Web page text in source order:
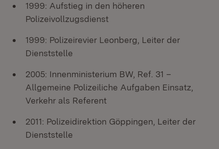
1999: Aufstieg in den höheren
Polizeivollzugsdienst
1999: Polizeirevier Leonberg, Leiter der
Dienststelle
2005: Innenministerium BW, Ref. 31 –
Allgemeine Polizeiliche Aufgaben Einsatz,
Verkehr als Referent
2011: Polizeidirektion Göppingen, Leiter der
Dienststelle